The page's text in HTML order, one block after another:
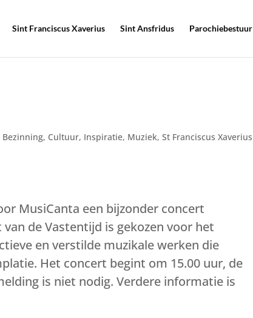
Sint Franciscus Xaverius Sint Ansfridus Parochiebestuur
Bezinning, Cultuur, Inspiratie, Muziek,St Franciscus Xaverius
MusiCanta een bijzonder concert
de Vastentijd is gekozen voor het
en verstilde muzikale werken die
Het concert begint om 15.00 uur, de
is niet nodig. Verdere informatie is